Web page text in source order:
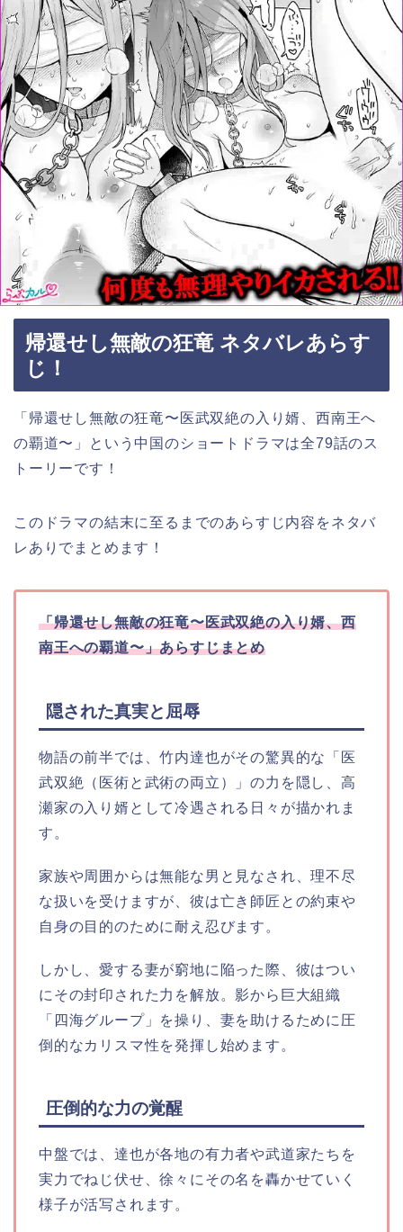
帰還せし無敵の狂竜 ネタバレあらす
じ！
「帰還せし無敵の狂竜〜医武双絶の入り婿、西南王へ
の覇道〜」という中国のショートドラマは全79話のス
トーリーです！
このドラマの結末に至るまでのあらすじ内容をネタバ
レありでまとめます！
「帰還せし無敵の狂竜〜医武双絶の入り婿、西
南王への覇道〜」あらすじまとめ
隠された真実と屈辱
物語の前半では、竹内達也がその驚異的な「医
武双絶（医術と武術の両立）」の力を隠し、高
瀬家の入り婿として冷遇される日々が描かれま
す。
家族や周囲からは無能な男と見なされ、理不尽
な扱いを受けますが、彼は亡き師匠との約束や
自身の目的のために耐え忍びます。
しかし、愛する妻が窮地に陥った際、彼はつい
にその封印された力を解放。影から巨大組織
「四海グループ」を操り、妻を助けるために圧
倒的なカリスマ性を発揮し始めます。
圧倒的な力の覚醒
中盤では、達也が各地の有力者や武道家たちを
実力でねじ伏せ、徐々にその名を轟かせていく
様子が活写されます。